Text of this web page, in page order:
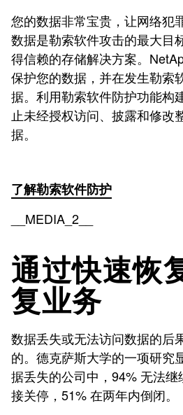
您的数据非常宝贵，让网络犯
数据是勒索软件攻击的最大目
得信赖的存储解决方案。
保护您的数据，并在发生勒索
据。利用勒索软件防护功能构
止未经授权访问、披露和修改
据。
了解勒索软件防护
__MEDIA_2__
通过快速恢
复业务
数据丢失或无法访问数据的后
的。德克萨斯大学的一项研究
据丢失的公司中，94% 无法
接关停，51% 在两年内倒闭。